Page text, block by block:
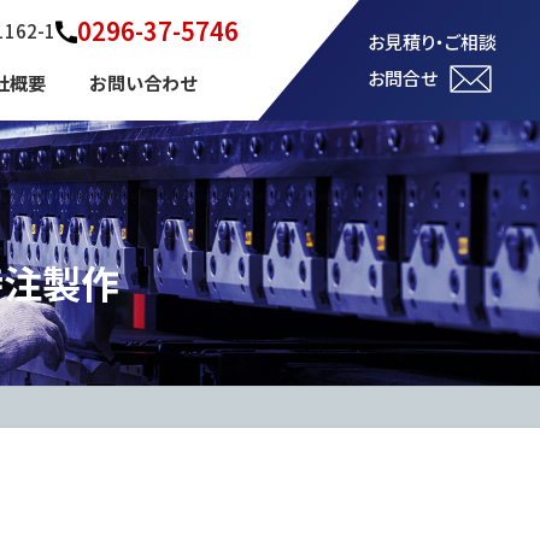
お見積り・ご相談
お問合せ
1 0296-37-5746
概要 お問い合わせ
製作